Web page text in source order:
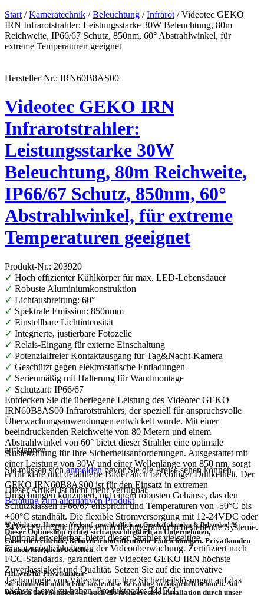
Start /Kameratechnik /Beleuchtung /Infrarot / Videotec GEKO
IRN Infrarotstrahler: Leistungsstarke 30W Beleuchtung, 80m
Reichweite, IP66/67 Schutz, 850nm, 60° Abstrahlwinkel, für
extreme Temperaturen geeignet
Hersteller-Nr.: IRN60B8AS00
Videotec GEKO IRN
Infrarotstrahler:
Leistungsstarke 30W
Beleuchtung, 80m Reichweite,
IP66/67 Schutz, 850nm, 60°
Abstrahlwinkel, für extreme
Temperaturen geeignet
Produkt-Nr.: 203920
✓ Hoch effizienter Kühlkörper für max. LED-Lebensdauer
✓ Robuste Aluminiumkonstruktion
✓ Lichtausbreitung: 60°
✓ Spektrale Emission: 850nmm
✓ Einstellbare Lichtintensität
✓ Integrierte, justierbare Fotozelle
✓ Relais-Eingang für externe Einschaltung
✓ Potenzialfreier Kontaktausgang für Tag&Nacht-Kamera
✓ Geschützt gegen elektrostatische Entladungen
✓ Serienmäßig mit Halterung für Wandmontage
✓ Schutzart: IP66/67
Entdecken Sie die überlegene Leistung des Videotec GEKO
IRN60B8AS00 Infrarotstrahlers, der speziell für anspruchsvolle
Überwachungsanwendungen entwickelt wurde. Mit einer
beeindruckenden Reichweite von 80 Metern und einem
Abstrahlwinkel von 60° bietet dieser Strahler eine optimale
Ausleuchtung für Ihre Sicherheitsanforderungen. Ausgestattet mit
einer Leistung von 30W und einer Wellenlänge von 850 nm, sorgt
er für klare und detaillierte Bilder auch bei völliger Dunkelheit. Der
GEKO IRN60B8AS00 ist für den Einsatz in extremen
Umgebungen konzipiert, mit einem robusten Gehäuse, das den
Schutzklassen IP66/67 entspricht und Temperaturen von -50°C bis
+60°C standhält. Die flexible Stromversorgung mit 12-24VDC oder
24VAC ermöglicht eine einfache Integration in bestehende Systeme.
Optional erweiterbar, bietet dieser Strahler vielseitige
Einsatzmöglichkeiten in der Videoüberwachung. Zertifiziert nach
FCC-Standards, garantiert der Videotec GEKO IRN höchste
Zuverlässigkeit und Qualität. Setzen Sie auf die innovative
Technologie von Videotec, um Ihre Sicherheitslösungen auf das
nächste Level zu heben. Produktcode: 241561.
aufklappen
Sie müssen sichanmeldenbevor Sie die Preise sehen können.
Dieser Artikel ist nicht mehr verfügbar
Beratung zum alternativen Produkt
🚨 Wichtiger Hinweis: Verkauf ausschließlich an Geschäftskunden & Behörden! 🚨
Dieser Onlineshop richtet sichausschließlichan Unternehmen,
Gewerbetreibende, Behörden und öffentliche Einrichtungen. Privatkunden
können hier nicht bestellen.
❗Hinweis für Privatkunden:
Sie können dennoch einekostenlose Beratungin Anspruch nehmen. Auf
Wunsch übernehmen wir auch diefachgerechte Installation durch unser